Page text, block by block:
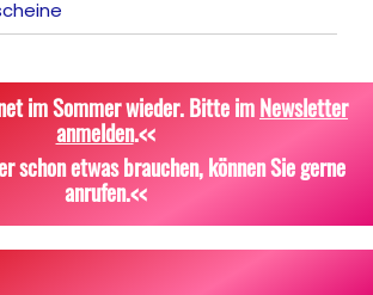
Knicklichter
im Sommer wieder. Bitte imNewsletter
anmelden.<<
schon etwas brauchen, können Sie gerne
anrufen.<<